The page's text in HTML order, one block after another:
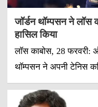
जॉर्डन थॉम्पसन ने लॉस
हासिल किया
लॉस काबोस, 28 फरवरी:
थॉम्पसन ने अपनी टेनिस